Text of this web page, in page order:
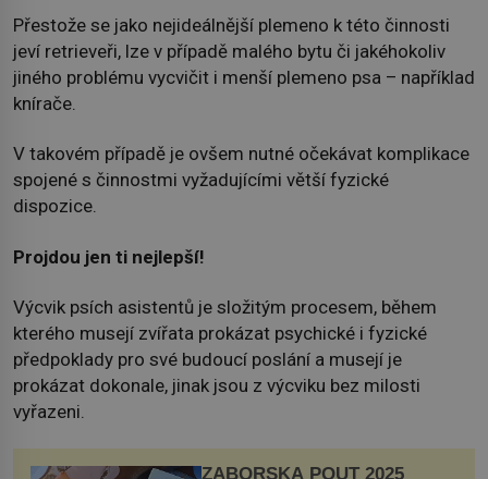
Přestože se jako nejideálnější plemeno k této činnosti
jeví retrieveři, lze v případě malého bytu či jakéhokoliv
jiného problému vycvičit i menší plemeno psa – například
knírače.
V takovém případě je ovšem nutné očekávat komplikace
spojené s činnostmi vyžadujícími větší fyzické
dispozice.
Projdou jen ti nejlepší!
Výcvik psích asistentů je složitým procesem, během
kterého musejí zvířata prokázat psychické i fyzické
předpoklady pro své budoucí poslání a musejí je
prokázat dokonale, jinak jsou z výcviku bez milosti
vyřazeni.
ZÁBOŘSKÁ POUŤ 2025